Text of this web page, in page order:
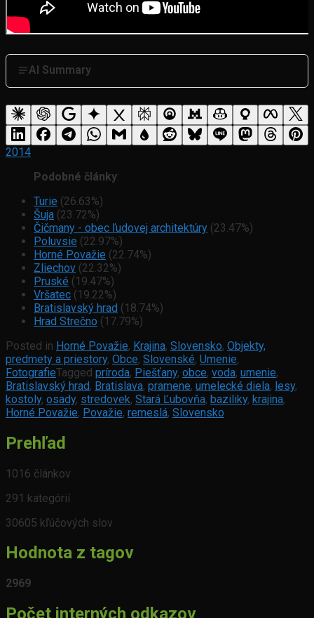
AI Summary
2014
Podobné články:
Turie (26.63%)
Šuja (23.72%)
Čičmany - obec ľudovej architektúry (23.47%)
Poluvsie (22.97%)
Horné Považie (22.74%)
Zliechov (22.32%)
Pruské (19.47%)
Vršatec (19.22%)
Bratislavský hrad (18.74%)
Hrad Strečno (17.79%)
Posted in Horné Považie, Krajina, Slovensko, Objekty,
predmety a priestory, Obce, Slovenské, Umenie,
FotografieTagged príroda, Piešťany, obce, voda, umenie,
Bratislavský hrad, Bratislava, pramene, umelecké diela, lesy,
kostoly, osady, stredovek, Stará Ľubovňa, baziliky, krajina,
Horné Považie, Považie, remeslá, Slovensko
Prehľad
1016 článkov
291 kategórií
30605 kľúčových slov
Hodnota z tagov
2969
Počet interných odkazov